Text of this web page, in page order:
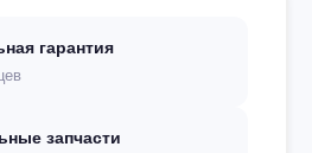
гарантия
запчасти